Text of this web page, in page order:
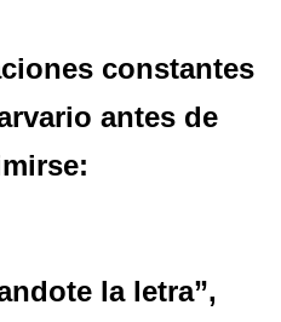
constantes
antes de
la letra”,